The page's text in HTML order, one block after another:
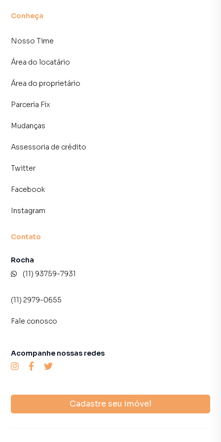
imóvel mais rápido. Contamos também com um time de
atendimento preparada para atender proprietários e
Conheça
Nosso Time
Área do locatário
Área do proprietário
Parceria Fix
Mudanças
Assessoria de crédito
Twitter
Facebook
Instagram
Contato
Rocha
(11) 93759-7931
(11) 2979-0655
Fale conosco
Cadastre seu imóvel
Acompanhe nossas redes